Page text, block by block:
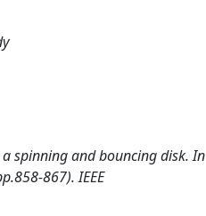
spinning and bouncing disk. In
867). IEEE